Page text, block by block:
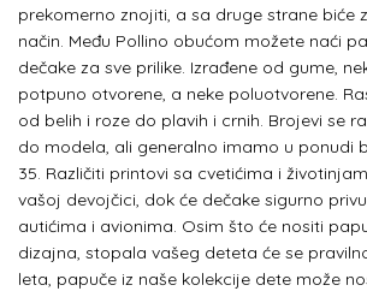
prekomerno znojiti, a sa druge strane biće
način. Među Pollino obućom možete naći
dečake za sve prilike. Izrađene od gume,
potpuno otvorene, a neke poluotvorene.
od belih i roze do plavih i crnih. Brojevi se
do modela, ali generalno imamo u ponudi
35. Različiti printovi sa cvetićima i
vašoj devojčici, dok će dečake sigurno
autićima i avionima. Osim što će nositi
dizajna, stopala vašeg deteta će se
leta, papuče iz naše kolekcije dete može